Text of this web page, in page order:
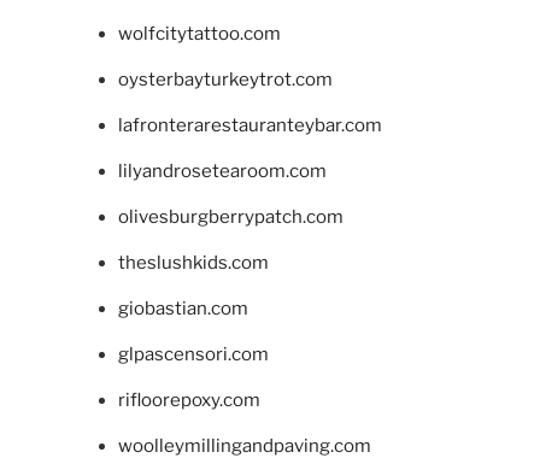
wolfcitytattoo.com
oysterbayturkeytrot.com
lafronterarestauranteybar.com
lilyandrosetearoom.com
olivesburgberrypatch.com
theslushkids.com
giobastian.com
glpascensori.com
rifloorepoxy.com
woolleymillingandpaving.com